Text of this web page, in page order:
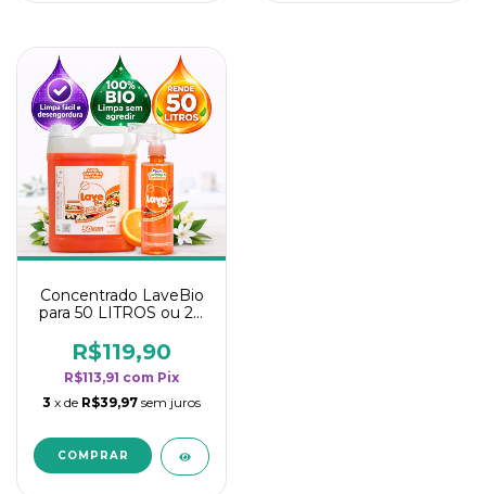
Concentrado LaveBio
para 50 LITROS ou 20
rendimento da
categoria - Flor de
Laranjeira
R$119,90
R$113,91 com Pix
3 x de R$39,97 sem juros